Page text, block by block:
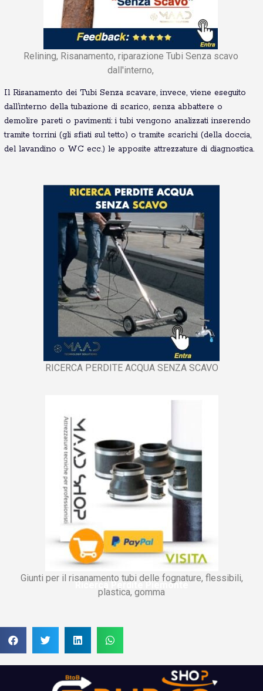
Relining, Risanamento, riparazione Tubi Senza scavo
dall'interno,
Il Risanamento dei Tubi Senza scavare, invece, viene eseguito
dall’interno della tubazione di scarico, senza abbattere o
demolire pareti o pavimenti: i tubi vengono analizzati inserendo
tramite torrini (gli sfiati sul tetto) o tramite scarichi (della doccia,
del lavandino o WC ecc.) le apposite attrezzature di diagnostica.
RICERCA PERDITE ACQUA SENZA SCAVO
Giunti per il risanamento tubi delle fognature, flessibili,
plastica, gomma
Ricerca Perdite Piemonte